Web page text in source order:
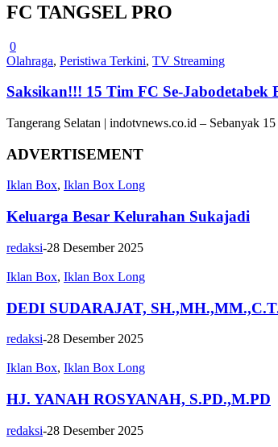
FC TANGSEL PRO
0
Olahraga, Peristiwa Terkini, TV Streaming
Saksikan!!! 15 Tim FC Se-
Tangerang Selatan | indotvnews.co.id – Sebanyak
ADVERTISEMENT
Iklan Box, Iklan Box Long
Keluarga Besar Kelurahan Sukajadi
redaksi-28 Desember 2025
Iklan Box, Iklan Box Long
DEDI SUDARAJAT,
redaksi-28 Desember 2025
Iklan Box, Iklan Box Long
HJ. YANAH ROSYANAH, S.PD.,M.PD
redaksi-28 Desember 2025